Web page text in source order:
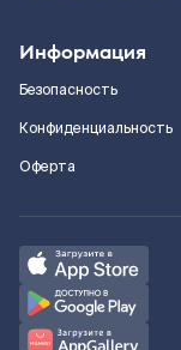
Информация
Безопасность
Конфиденциальность
Оферта